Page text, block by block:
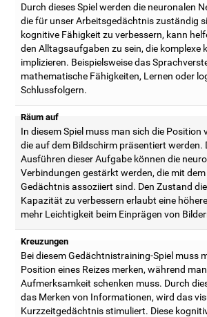
Durch dieses Spiel werden die neuronalen
die für unser Arbeitsgedächtnis zuständig
kognitive Fähigkeit zu verbessern, kann
den Alltagsaufgaben zu sein, die komplexe
implizieren. Beispielsweise das
mathematische Fähigkeiten, Lernen oder
Schlussfolgern.
Räum auf
In diesem Spiel muss man sich die Position
die auf dem Bildschirm präsentiert werden.
Ausführen dieser Aufgabe können die
Verbindungen gestärkt werden, die mit
Gedächtnis assoziiert sind. Den Zustand
Kapazität zu verbessern erlaubt eine
mehr Leichtigkeit beim Einprägen von
Kreuzungen
Bei diesem Gedächtnistraining-Spiel muss
Position eines Reizes merken, während
Aufmerksamkeit schenken muss. Durch
das Merken von Informationen, wird das
Kurzzeitgedächtnis stimuliert. Diese